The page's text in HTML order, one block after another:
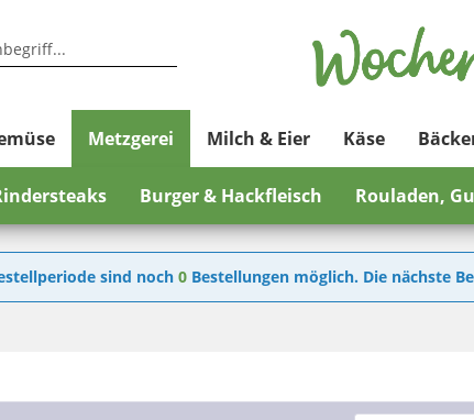
Metzgerei Milch & Eier Käse
Burger & Hackfleisch Rouladen,
sind noch 0 Bestellungen möglich. Die nächste